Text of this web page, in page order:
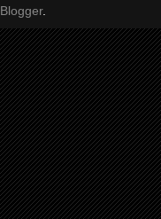
Blogger.